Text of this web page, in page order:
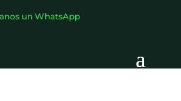
un WhatsApp